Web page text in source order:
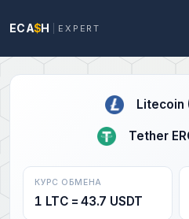
ECA$H EXPERT
Litecoin
Tether
КУРС ОБМЕНА
1 LTC = 43.7 USDT